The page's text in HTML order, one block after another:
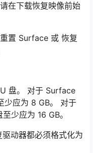
在下载恢复映像前始
置 Surface 或 恢复
盘。 对于 Surface
少应为 8 GB。 对于
少应为 16 GB。
动器都必须格式化为